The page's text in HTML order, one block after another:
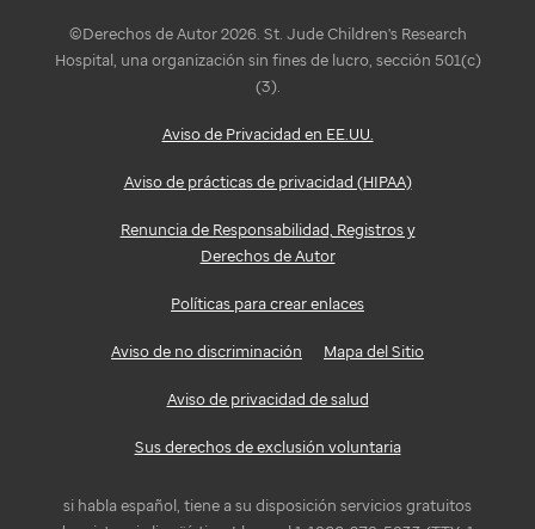
©Derechos de Autor 2026. St. Jude Children's Research
Hospital, una organización sin fines de lucro, sección 501(c)
(3).
Aviso de Privacidad en EE.UU.
Aviso de prácticas de privacidad (HIPAA)
Renuncia de Responsabilidad, Registros y
Derechos de Autor
Políticas para crear enlaces
Aviso de no discriminación Mapa del Sitio
Aviso de privacidad de salud
Sus derechos de exclusión voluntaria
si habla español, tiene a su disposición servicios gratuitos